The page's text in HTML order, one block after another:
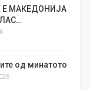
Е МАКЕДОНИЈА
од минатото